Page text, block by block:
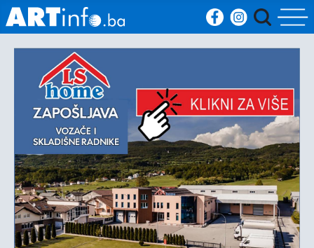
Početna
Vijesti
Sport
Kultura
Crna
kronika